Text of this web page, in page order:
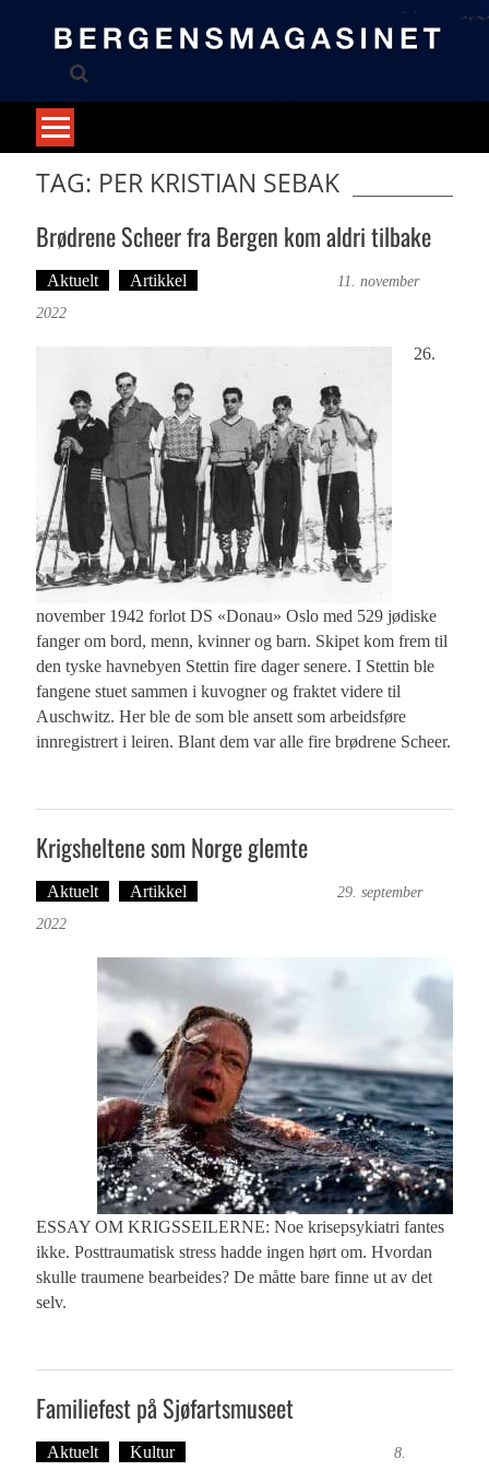
TAG: PER KRISTIAN SEBAK
Brødrene Scheer fra Bergen kom aldri tilbake
Aktuelt Artikkel
11. november
2022
26.
november 1942 forlot DS «Donau» Oslo med 529 jødiske
fanger om bord, menn, kvinner og barn. Skipet kom frem til
den tyske havnebyen Stettin fire dager senere. I Stettin ble
fangene stuet sammen i kuvogner og fraktet videre til
Auschwitz. Her ble de som ble ansett som arbeidsføre
innregistrert i leiren. Blant dem var alle fire brødrene Scheer.
Krigsheltene som Norge glemte
Aktuelt Artikkel
29. september
2022
ESSAY OM KRIGSSEILERNE: Noe krisepsykiatri fantes
ikke. Posttraumatisk stress hadde ingen hørt om. Hvordan
skulle traumene bearbeides? De måtte bare finne ut av det
selv.
Familiefest på Sjøfartsmuseet
Aktuelt Kultur
8.